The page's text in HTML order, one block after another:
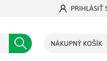
PRIHLÁSIŤ
Hľadať NÁKUPNÝ KOŠÍK